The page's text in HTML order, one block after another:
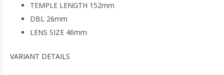
TEMPLE LENGTH 152mm
DBL 26mm
LENS SIZE 46mm
VARIANT DETAILS